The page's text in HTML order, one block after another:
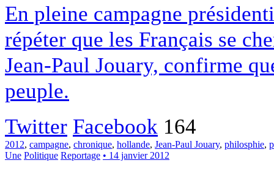
En pleine campagne
répéter que les Français se
Jean-Paul Jouary, confirme
peuple.
Twitter Facebook 164
2012, campagne, chronique, hollande, Jean-Paul Jouary, philosphie,
Une Politique Reportage • 14 janvier 2012